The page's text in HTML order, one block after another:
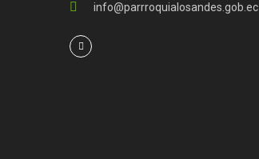
info@parrroquialosandes.gob.ec